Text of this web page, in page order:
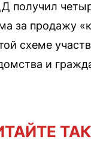
получил
за продажу
схеме
и